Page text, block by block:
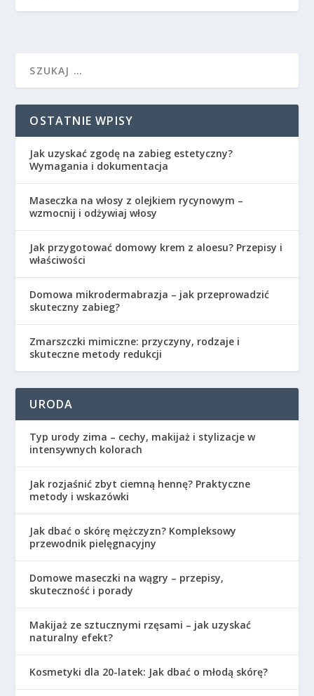
OSTATNIE WPISY
Jak uzyskać zgodę na zabieg estetyczny?
Wymagania i dokumentacja
Maseczka na włosy z olejkiem rycynowym –
wzmocnij i odżywiaj włosy
Jak przygotować domowy krem z aloesu? Przepisy i
właściwości
Domowa mikrodermabrazja – jak przeprowadzić
skuteczny zabieg?
Zmarszczki mimiczne: przyczyny, rodzaje i
skuteczne metody redukcji
URODA
Typ urody zima – cechy, makijaż i stylizacje w
intensywnych kolorach
Jak rozjaśnić zbyt ciemną hennę? Praktyczne
metody i wskazówki
Jak dbać o skórę mężczyzn? Kompleksowy
przewodnik pielęgnacyjny
Domowe maseczki na wągry – przepisy,
skuteczność i porady
Makijaż ze sztucznymi rzęsami – jak uzyskać
naturalny efekt?
Kosmetyki dla 20-latek: Jak dbać o młodą skórę?